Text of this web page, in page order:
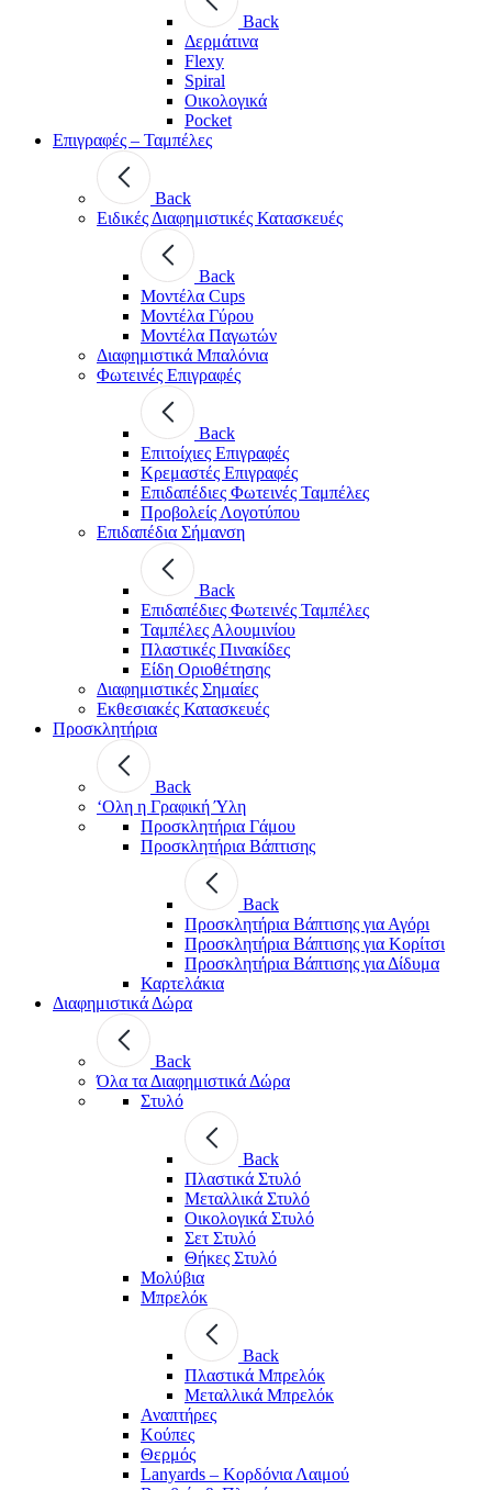
Back
Δερμάτινα
Flexy
Spiral
Οικολογικά
Pocket
Επιγραφές – Ταμπέλες
Back
Ειδικές Διαφημιστικές Κατασκευές
Back
Μοντέλα Cups
Μοντέλα Γύρου
Μοντέλα Παγωτών
Διαφημιστικά Μπαλόνια
Φωτεινές Επιγραφές
Back
Επιτοίχιες Επιγραφές
Κρεμαστές Επιγραφές
Επιδαπέδιες Φωτεινές Ταμπέλες
Προβολείς Λογοτύπου
Επιδαπέδια Σήμανση
Back
Επιδαπέδιες Φωτεινές Ταμπέλες
Ταμπέλες Αλουμινίου
Πλαστικές Πινακίδες
Είδη Οριοθέτησης
Διαφημιστικές Σημαίες
Εκθεσιακές Κατασκευές
Προσκλητήρια
Back
‘Ολη η Γραφική Ύλη
Προσκλητήρια Γάμου
Προσκλητήρια Βάπτισης
Back
Προσκλητήρια Βάπτισης για Αγόρι
Προσκλητήρια Βάπτισης για Κορίτσι
Προσκλητήρια Βάπτισης για Δίδυμα
Καρτελάκια
Διαφημιστικά Δώρα
Back
Όλα τα Διαφημιστικά Δώρα
Στυλό
Back
Πλαστικά Στυλό
Μεταλλικά Στυλό
Οικολογικά Στυλό
Σετ Στυλό
Θήκες Στυλό
Μολύβια
Μπρελόκ
Back
Πλαστικά Μπρελόκ
Μεταλλικά Μπρελόκ
Αναπτήρες
Κούπες
Θερμός
Lanyards – Kορδόνια Λαιμού